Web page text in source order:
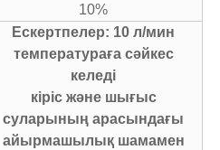
10%
Ескертпелер: 10 л/мин
температураға сәйкес
келеді
кіріс және шығыс
суларының арасындағы
айырмашылық шамамен